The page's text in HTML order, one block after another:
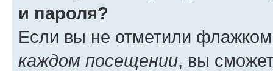
и пароля?
Если вы не отметили
каждом посещении, вы